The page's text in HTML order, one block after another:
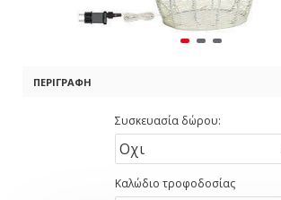
ΠΕΡΙΓΡΑΦΉ
Συσκευασία δώρου:
Καλώδιο τροφοδοσίας